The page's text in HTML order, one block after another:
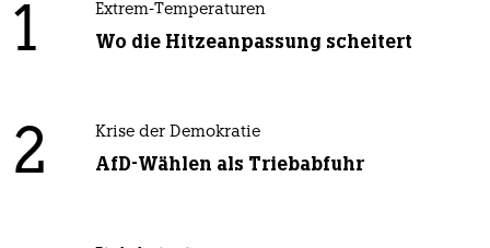
1 Extrem-Temperaturen
Wo die Hitzeanpassung scheitert
2 Krise der Demokratie
AfD-Wählen als Triebabfuhr